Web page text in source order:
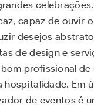
celebrações.
capaz de ouvir
desejos
de design e
profissional de
hospitalidade. Em
de eventos é